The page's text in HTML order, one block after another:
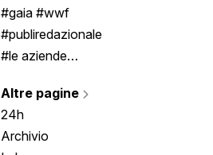
#gaia #wwf
#publiredazionale
#le aziende
Altre pagine
24h
Archivio